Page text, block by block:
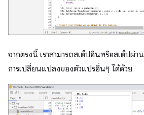
จากตรงนี้ เราสามารถสเต็ปอินหรือสเต็ปผ่า
การเปลี่ยนแปลงของตัวแปรอื่นๆ ได้ด้วย